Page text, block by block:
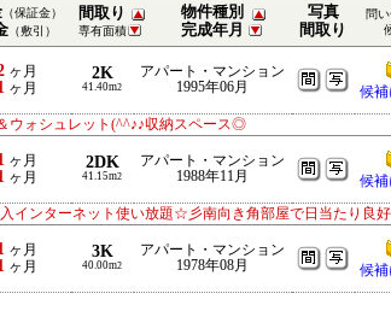
（保証金）
（敷引）
間取り
専有面積
物件種別
完成年月
写真
間取り
問
ヶ月
ヶ月
2K
41.40m2
アパート・マンション
1995年06月
候補
ウォシュレット(^^♪♪収納スペース◎
ヶ月
ヶ月
2DK
41.15m2
アパート・マンション
1988年11月
候補
インターネット使い放題☆彡南向き角部屋で日当たり良好
ヶ月
ヶ月
3K
40.00m2
アパート・マンション
1978年08月
候補